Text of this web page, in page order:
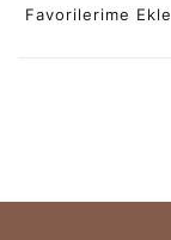
Favorilerime Ekle